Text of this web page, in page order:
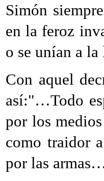
Simón
en la feroz
o se unían a
Con aquel
así:"…Todo
por los
como traidor
por las